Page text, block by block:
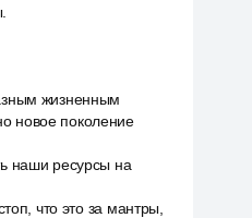
жизненным
новое поколение
наши ресурсы на
что это за мантры,